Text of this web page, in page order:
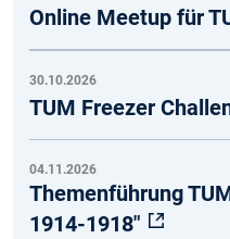
Online Meetup für
30.10.2026
TUM Freezer
04.11.2026
Themenführung
1914-1918"